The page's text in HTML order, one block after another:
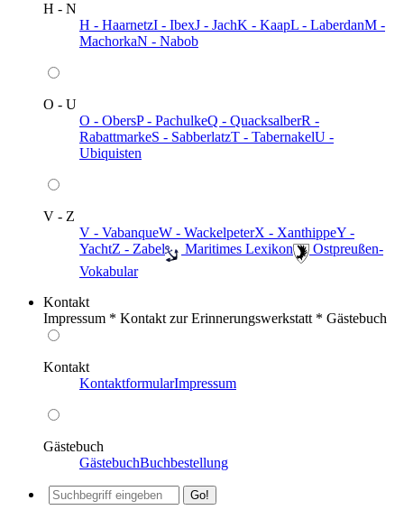
H - N
H - HaarnetzI - IbexJ - JachK - KaapL - LaberdanM -
MachorkaN - Nabob
O - U
O - ObersP - PachulkeQ - QuacksalberR -
RabattmarkeS - SabberlatzT - TabernakelU -
Ubiquisten
V - Z
V - VabanqueW - WackelpeterX - XanthippeY -
YachtZ - Zabel ️ Maritimes Lexikon
️ Ostpreußen-
Vokabular
Kontakt
Impressum * Kontakt zur Erinnerungswerkstatt * Gästebuch
Kontakt
KontaktformularImpressum
Gästebuch
GästebuchBuchbestellung